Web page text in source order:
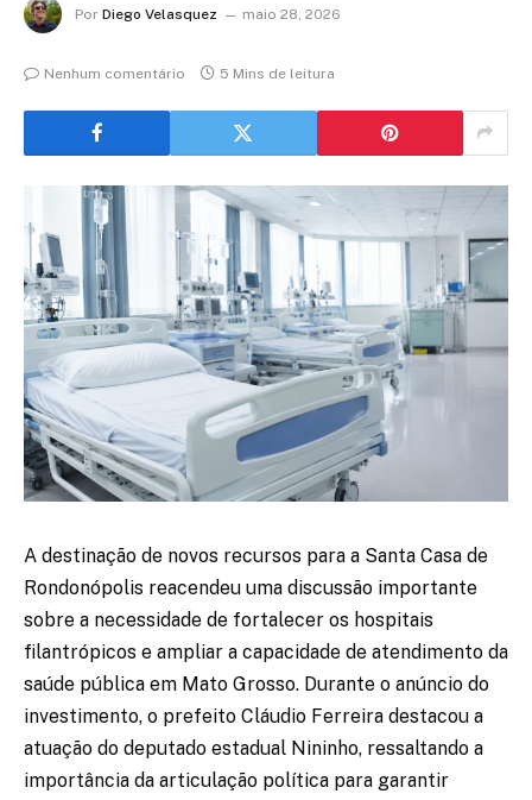
Por Diego Velasquez maio 28, 2026
Nenhum comentário 5 Mins de leitura
A destinação de novos recursos para a Santa Casa de
Rondonópolis reacendeu uma discussão importante
sobre a necessidade de fortalecer os hospitais
filantrópicos e ampliar a capacidade de atendimento da
saúde pública em Mato Grosso. Durante o anúncio do
investimento, o prefeito Cláudio Ferreira destacou a
atuação do deputado estadual Nininho, ressaltando a
importância da articulação política para garantir